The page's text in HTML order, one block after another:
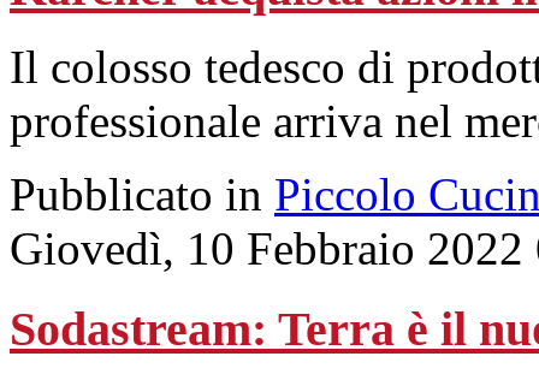
Il colosso tedesco di
professionale arriva nel
Pubblicato in Piccolo
Giovedì, 10 Febbraio 2022
Sodastream: Terra è il